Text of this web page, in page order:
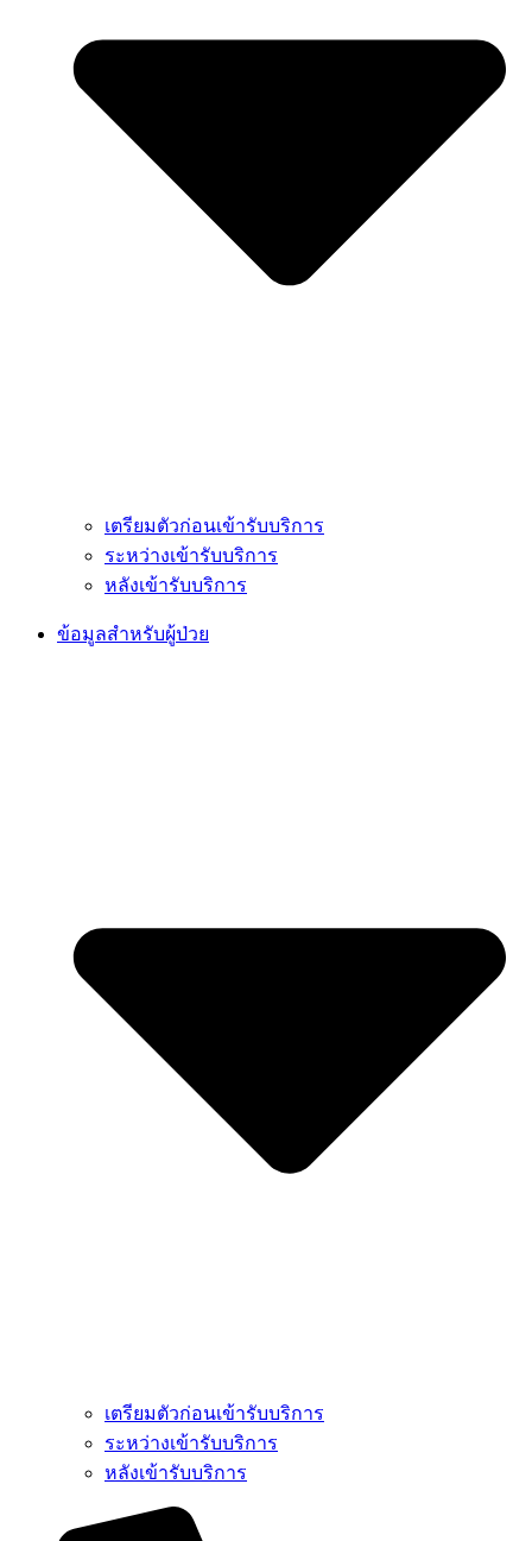
เตรียมตัวก่อนเข้ารับบริการ
ระหว่างเข้ารับบริการ
หลังเข้ารับบริการ
ข้อมูลสำหรับผู้ป่วย
เตรียมตัวก่อนเข้ารับบริการ
ระหว่างเข้ารับบริการ
หลังเข้ารับบริการ